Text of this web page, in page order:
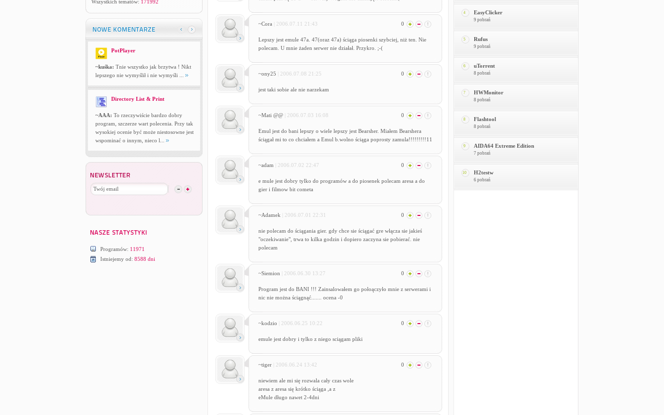
Wszystkich tematów: 171992
PotPlayer
~kuśka: Tnie wszystko jak brzytwa ! Nikt
lepszego nie wymyślił i nie wymyśli ...
Directory List & Print
~AAA: To rzeczywiście bardzo dobry
program, szczerze wart polecenia. Przy tak
wysokiej ocenie być może niestosowne jest
wspominać o innym, nieco l...
Programów: 11971
Istniejemy od: 8588 dni
~Cora | 2006.07.11 21:43 0
Lepszy jest emule 47a. 47(oraz 47a) ściąga piosenki szybciej, niż ten. Nie
polecam. U mnie żaden serwer nie działał. Przykro. ;-(
~ony25 | 2006.07.08 21:25 0
jest taki sobie ale nie narzekam
~Mati @@ | 2006.07.03 16:08 0
Emul jest do bani lepszy o wiele lepszy jest Bearsher. Miałem Bearshera
ściągał mi to co chciałem a Emul b.wolno ściąga poprosty zamula!!!!!!!!!11
~adam | 2006.07.02 22:47 0
e mule jest dobry tylko do programów a do piosenek polecam aresa a do
gier i filmow bit cometa
~Adamek | 2006.07.01 22:31 0
nie polecam do ściągania gier. gdy chce sie ściągać gre włącza sie jakieś
"oczekiwanie", trwa to kilka godzin i dopiero zaczyna sie pobierać. nie
polecam
~Siemion | 2006.06.30 13:27 0
Program jest do BANI !!! Zainsalowałem go połoączyło mnie z serwerami i
nic nie można ściągnąć....... ocena -0
~kodzio | 2006.06.25 10:22 0
emule jest dobry i tylko z niego sciągam pliki
~tiger | 2006.06.24 13:42 0
niewiem ale mi się rozwala cały czas wole
aresa z aresa się krótko ściąga ,a z
eMule długo nawet 2-4dni
4 EasyClicker
9 pobrań
5 Rufus
9 pobrań
6 uTorrent
8 pobrań
7 HWMonitor
8 pobrań
8 Flashtool
8 pobrań
9 AIDA64 Extreme Edition
7 pobrań
10 H2testw
6 pobrań